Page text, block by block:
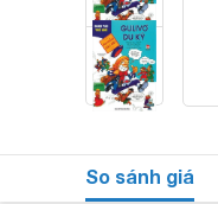
So sánh giá